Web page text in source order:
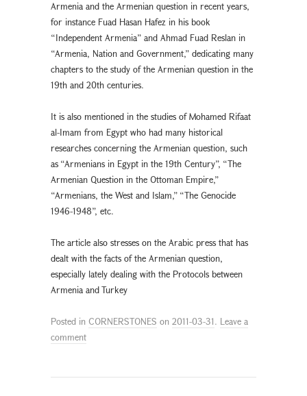
Armenia and the Armenian question in recent years,
for instance Fuad Hasan Hafez in his book
“Independent Armenia” and Ahmad Fuad Reslan in
“Armenia, Nation and Government,” dedicating many
chapters to the study of the Armenian question in the
19th and 20th centuries.
It is also mentioned in the studies of Mohamed Rifaat
al-Imam from Egypt who had many historical
researches concerning the Armenian question, such
as “Armenians in Egypt in the 19th Century”, “The
Armenian Question in the Ottoman Empire,”
“Armenians, the West and Islam,” “The Genocide
1946-1948”, etc.
The article also stresses on the Arabic press that has
dealt with the facts of the Armenian question,
especially lately dealing with the Protocols between
Armenia and Turkey
Posted in CORNERSTONES on 2011-03-31. Leave a
comment